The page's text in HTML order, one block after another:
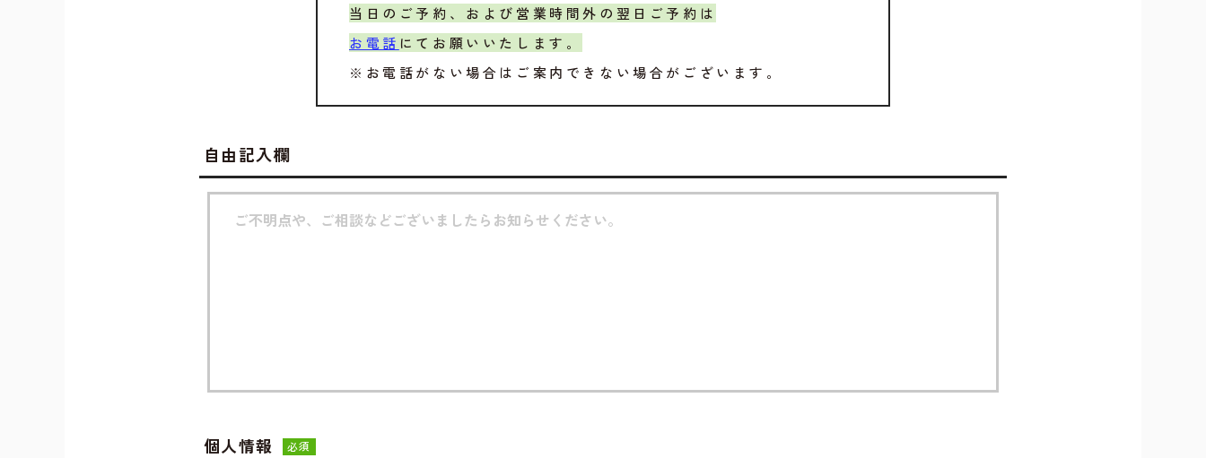
当日のご予約、および営業時間外の翌日ご予約は
お電話 にてお願いいたします。
※お電話がない場合はご案内できない場合がございます。
自由記入欄
個人情報 必須